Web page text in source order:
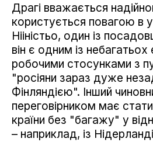
Драгі вважається
користується повагою
Нііністьо, один із
він є одним із небагатьох
робочими стосунками з
"росіяни зараз дуже
Фінляндією". Інший
переговірником має
країни без "багажу" у
– наприклад, із